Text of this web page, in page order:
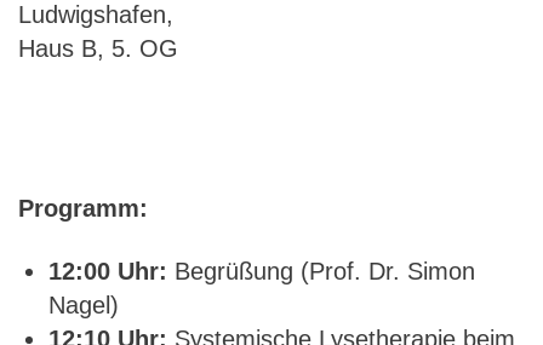
Ludwigshafen,
Haus B, 5. OG
Programm:
12:00 Uhr: Begrüßung (Prof. Dr. Simon
Nagel)
12:10 Uhr: Systemische Lysetherapie beim